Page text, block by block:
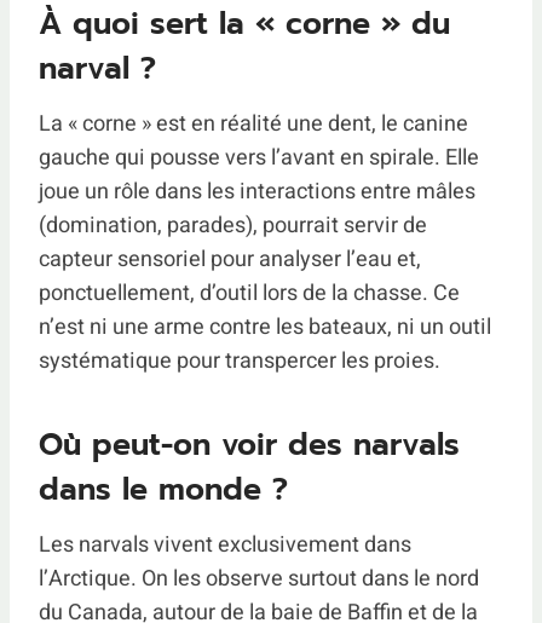
À quoi sert la « corne » du
narval ?
La « corne » est en réalité une dent, le canine
gauche qui pousse vers l’avant en spirale. Elle
joue un rôle dans les interactions entre mâles
(domination, parades), pourrait servir de
capteur sensoriel pour analyser l’eau et,
ponctuellement, d’outil lors de la chasse. Ce
n’est ni une arme contre les bateaux, ni un outil
systématique pour transpercer les proies.
Où peut-on voir des narvals
dans le monde ?
Les narvals vivent exclusivement dans
l’Arctique. On les observe surtout dans le nord
du Canada, autour de la baie de Baffin et de la